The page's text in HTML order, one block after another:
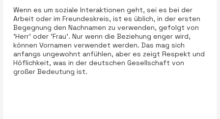
Wenn es um soziale Interaktionen geht, sei es bei der
Arbeit oder im Freundeskreis, ist es üblich, in der ersten
Begegnung den Nachnamen zu verwenden, gefolgt von
'Herr' oder 'Frau'. Nur wenn die Beziehung enger wird,
können Vornamen verwendet werden. Das mag sich
anfangs ungewohnt anfühlen, aber es zeigt Respekt und
Höflichkeit, was in der deutschen Gesellschaft von
großer Bedeutung ist.